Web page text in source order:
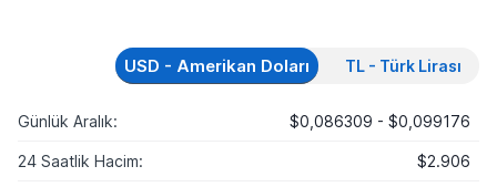
USD - Amerikan Doları TL - Türk Lirası
Günlük Aralık: $0,086309 - $0,099176
24 Saatlik Hacim: $2.906